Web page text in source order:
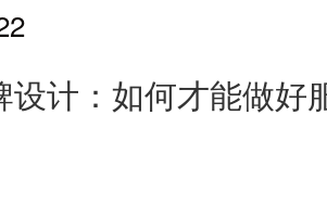
设计：如何才能做好